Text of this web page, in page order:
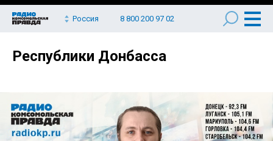
Россия 8 800 200 97 02
Республики Донбасса